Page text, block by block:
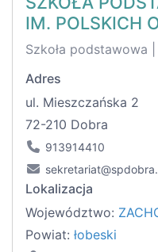
IM. POLSKICH
Szkoła podstawowa
Adres
ul. Mieszczańska 2
72-210 Dobra
913914410
Lokalizacja
Województwo:
Powiat: łobeski